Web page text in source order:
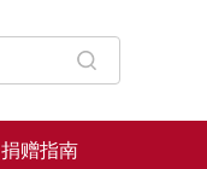
捐赠指南